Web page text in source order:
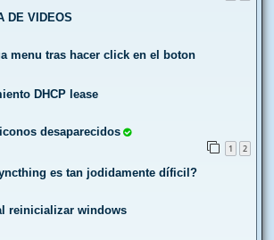
DE VIDEOS
menu tras hacer click en el boton
DHCP lease
desaparecidos
1 2
es tan jodidamente díficil?
reinicializar windows